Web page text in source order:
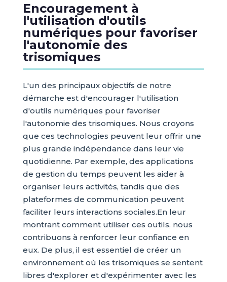
Encouragement à
l'utilisation d'outils
numériques pour favoriser
l'autonomie des
trisomiques
L'un des principaux objectifs de notre
démarche est d'encourager l'utilisation
d'outils numériques pour favoriser
l'autonomie des trisomiques. Nous croyons
que ces technologies peuvent leur offrir une
plus grande indépendance dans leur vie
quotidienne. Par exemple, des applications
de gestion du temps peuvent les aider à
organiser leurs activités, tandis que des
plateformes de communication peuvent
faciliter leurs interactions sociales.En leur
montrant comment utiliser ces outils, nous
contribuons à renforcer leur confiance en
eux. De plus, il est essentiel de créer un
environnement où les trisomiques se sentent
libres d'explorer et d'expérimenter avec les